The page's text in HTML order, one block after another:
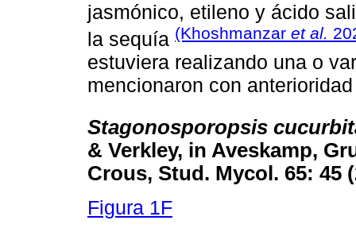
jasmónico, etileno y ácido
la sequía (Khoshmanzar et al.
estuviera realizando una o
mencionaron con
Stagonosporopsis
& Verkley, in Aveskamp,
Crous, Stud. Mycol. 65: 45
Figura 1F